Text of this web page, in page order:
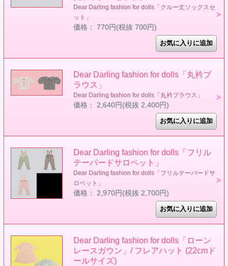
Dear Darling fashion for dolls「クルー丈ソックスセ
ット」
価格： 770円(税抜 700円)
Dear Darling fashion for dolls「丸衿ブ
ラウス」
Dear Darling fashion for dolls「丸衿ブラウス」
価格： 2,640円(税抜 2,400円)
Dear Darling fashion for dolls「フリル
テーパードサロペット」
Dear Darling fashion for dolls「フリルテーパードサ
ロペット」
価格： 2,970円(税抜 2,700円)
Dear Darling fashion for dolls「ローン
レースガウン」/ フレアハット (22cmド
ールサイズ)